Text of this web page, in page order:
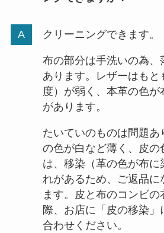
クリーニングできます。
布の部分は手洗いの為、
あります。レザーはもと
度）が弱く、本革の色が
があります。
たいていのものは問題あ
の色が白など薄く、皮の
は、移染（革の色が布に
れがあるため、ご返品に
ます。皮と布のコンビ
際、お店に「皮の移染」
合わせください。